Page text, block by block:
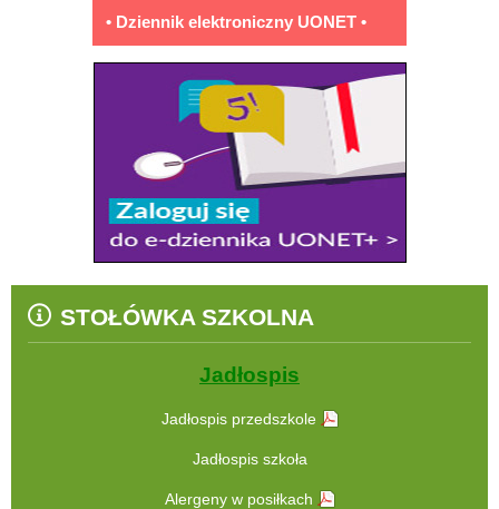
• Dziennik elektroniczny UONET •
STOŁÓWKA SZKOLNA
Jadłospis
Jadłospis przedszkole
Jadłospis szkoła
Alergeny w posiłkach